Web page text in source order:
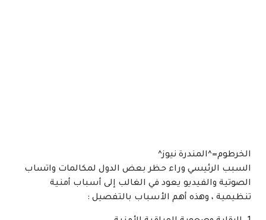
الخرطوم=^المندرة نيوز^
السبب الرئيسي وراء حظر بعض الدول لمكالمات واتساب
الصوتية والفيديو يعود في الغالب إلى أسباب أمنية
تنظيمية ، وهذه أهم الأسباب بالتفصيل :